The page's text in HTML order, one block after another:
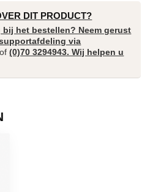
DIT PRODUCT?
het bestellen? Neem gerust
via
of(0)70 3294943. Wij helpen u